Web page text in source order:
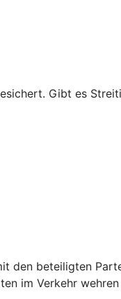
Gibt es
den beteiligten
im Verkehr